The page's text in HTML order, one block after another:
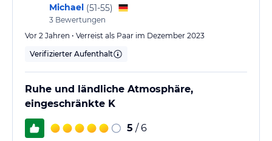
Michael (51-55)
3 Bewertungen
Vor 2 Jahren • Verreist als Paar im Dezember 2023
Verifizierter Aufenthalt
Ruhe und ländliche Atmosphäre,
eingeschränkte K
5 / 6